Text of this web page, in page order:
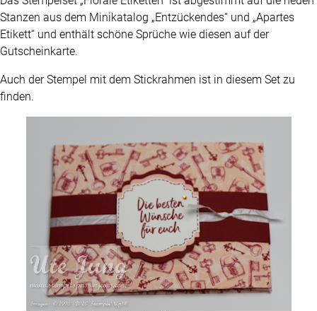
Stanzen aus dem Minikatalog „Entzückendes“ und „Apartes
Etikett“ und enthält schöne Sprüche wie diesen auf der
Gutscheinkarte.
Auch der Stempel mit dem Stickrahmen ist in diesem Set zu
finden.